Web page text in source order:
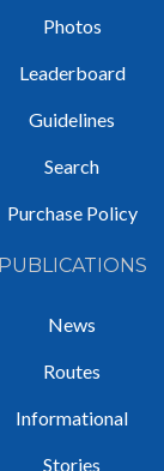
Photos
Leaderboard
Guidelines
Search
Purchase Policy
PUBLICATIONS
News
Routes
Informational
Stories